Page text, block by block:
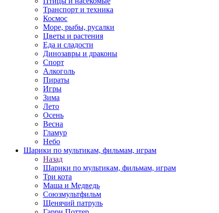
Транспорт и техника
Космос
Море, рыбы, русалки
Цветы и растения
Еда и сладости
Динозавры и драконы
Спорт
Алкоголь
Пираты
Игры
Зима
Лето
Осень
Весна
Гламур
Небо
Шарики по мультикам, фильмам, играм
Назад
Шарики по мультикам, фильмам, играм
Три кота
Маша и Медведь
Союзмультфильм
Щенячий патруль